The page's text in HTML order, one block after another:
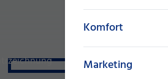
Komfort
Marketing